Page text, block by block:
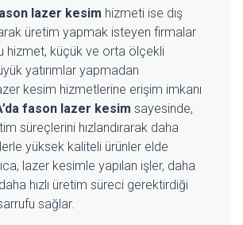
lazer kesim hizmeti ise dış
üretim yapmak isteyen firmalar
hizmet, küçük ve orta ölçekli
yatırımlar yapmadan
kesim hizmetlerine erişim imkanı
fason lazer kesim sayesinde,
süreçlerini hızlandırarak daha
yüksek kaliteli ürünler elde
lazer kesimle yapılan işler, daha
hızlı üretim süreci gerektirdiği
sağlar.